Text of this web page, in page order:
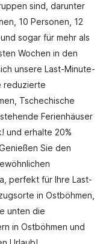
sind, darunter
10 Personen, 12
sogar für mehr als
Wochen in den
unsere Last-Minute-
reduzierte
Tschechische
Ferienhäuser
und erhalte 20%
Sie den
perfekt für Ihre Last-
in Ostböhmen,
unten die
in Ostböhmen und